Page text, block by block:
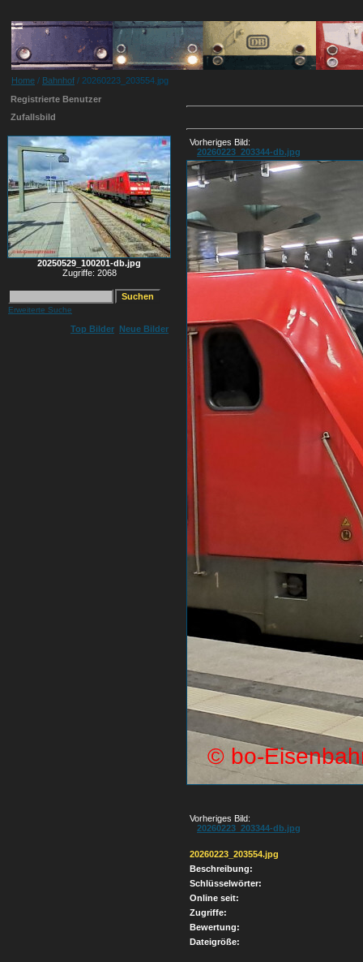
Home / Bahnhof / 20260223_203554.jpg
Registrierte Benutzer
Zufallsbild
20250529_100201-db.jpg
Zugriffe: 2068
Erweiterte Suche
Top Bilder Neue Bilder
Vorheriges Bild:
20260223_203344-db.jpg
Vorheriges Bild:
20260223_203344-db.jpg
20260223_203554.jpg
Beschreibung:
Schlüsselwörter:
Online seit:
Zugriffe:
Bewertung:
Dateigröße: